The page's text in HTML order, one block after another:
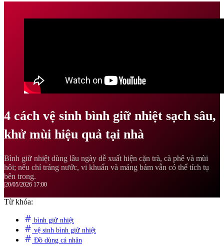
4 cách vệ sinh bình giữ nhiệt sạch sâu,
khử mùi hiệu quả tại nhà
Bình giữ nhiệt dùng lâu ngày dễ xuất hiện cặn trà, cà phê và mùi
hôi; nếu chỉ tráng nước, vi khuẩn và mảng bám vẫn có thể tích tụ
bên trong.
20/05/2026 17:00
Từ khóa:
bình giữ nhiệt
vệ sinh bình giữ nhiệt
Đồ dùng cá nhân